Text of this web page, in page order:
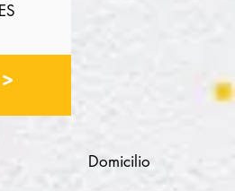
Domicilio
>